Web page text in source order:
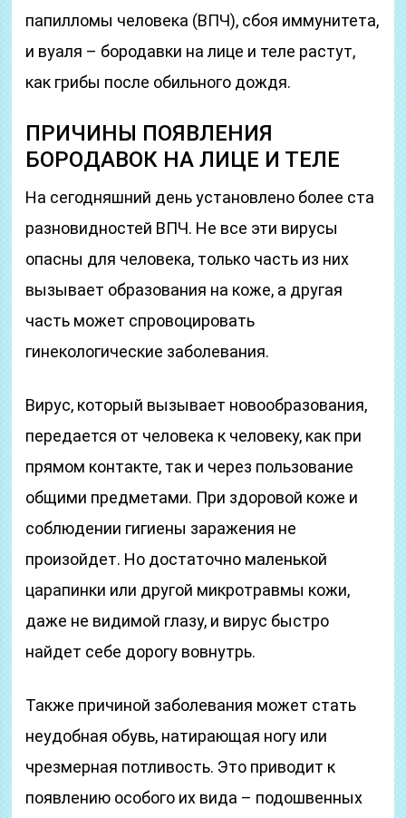
папилломы человека (ВПЧ), сбоя иммунитета,
и вуаля – бородавки на лице и теле растут,
как грибы после обильного дождя.
ПРИЧИНЫ ПОЯВЛЕНИЯ
БОРОДАВОК НА ЛИЦЕ И ТЕЛЕ
На сегодняшний день установлено более ста
разновидностей ВПЧ. Не все эти вирусы
опасны для человека, только часть из них
вызывает образования на коже, а другая
часть может спровоцировать
гинекологические заболевания.
Вирус, который вызывает новообразования,
передается от человека к человеку, как при
прямом контакте, так и через пользование
общими предметами. При здоровой коже и
соблюдении гигиены заражения не
произойдет. Но достаточно маленькой
царапинки или другой микротравмы кожи,
даже не видимой глазу, и вирус быстро
найдет себе дорогу вовнутрь.
Также причиной заболевания может стать
неудобная обувь, натирающая ногу или
чрезмерная потливость. Это приводит к
появлению особого их вида – подошвенных